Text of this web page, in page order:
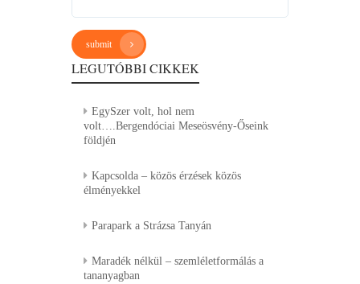
submit
LEGUTÓBBI CIKKEK
EgySzer volt, hol nem
volt….Bergendóciai Meseösvény-Őseink
földjén
Kapcsolda – közös érzések közös
élményekkel
Parapark a Strázsa Tanyán
Maradék nélkül – szemléletformálás a
tananyagban